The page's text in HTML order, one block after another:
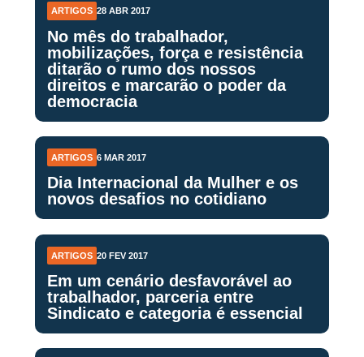
ARTIGOS 28 ABR 2017
No mês do trabalhador,
mobilizações, força e resistência
ditarão o rumo dos nossos
direitos e marcarão o poder da
democracia
ARTIGOS 6 MAR 2017
Dia Internacional da Mulher e os
novos desafios no cotidiano
ARTIGOS 20 FEV 2017
Em um cenário desfavorável ao
trabalhador, parceria entre
Sindicato e categoria é essencial